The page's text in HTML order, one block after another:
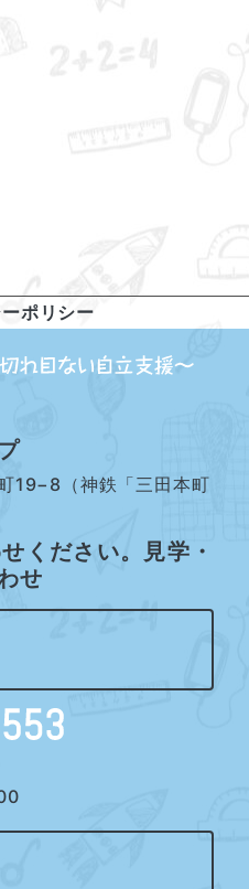
ポリシー
19−8（神鉄「三田本町
ください。見学・
せ